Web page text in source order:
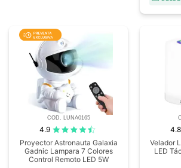
COD. LUNA0165
4.9
Proyector Astronauta Galaxia
Gadnic Lampara 7 Colores
Control Remoto LED 5W
4.8
Velador
LED